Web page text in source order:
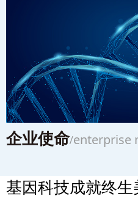
企业使命/enterprise
基因科技成就终生